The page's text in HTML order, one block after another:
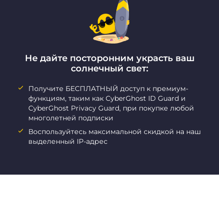
Не дайте посторонним украсть ваш
солнечный свет:
Получите БЕСПЛАТНЫЙ доступ к премиум-
функциям, таким как CyberGhost ID Guard и
CyberGhost Privacy Guard, при покупке любой
многолетней подписки
Воспользуйтесь максимальной скидкой на наш
выделенный IP-адрес